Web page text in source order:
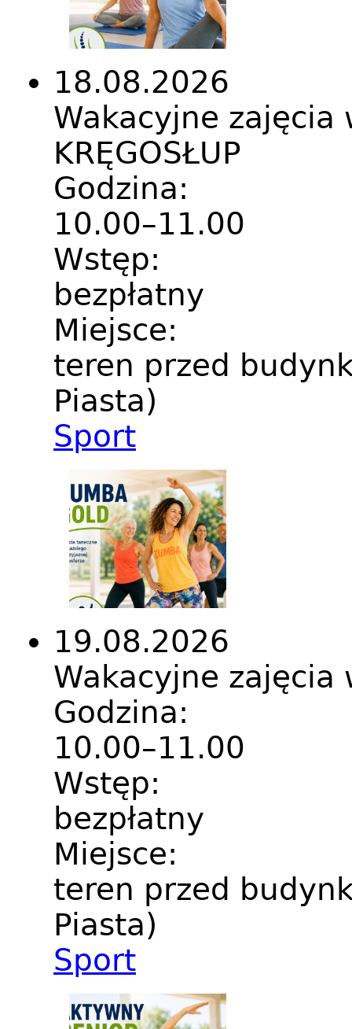
18.08.2026
Wakacyjne zajęcia
KRĘGOSŁUP
Godzina:
10.00–11.00
Wstęp:
bezpłatny
Miejsce:
teren przed
Piasta)
Sport
19.08.2026
Wakacyjne zajęcia
Godzina:
10.00–11.00
Wstęp:
bezpłatny
Miejsce:
teren przed
Piasta)
Sport